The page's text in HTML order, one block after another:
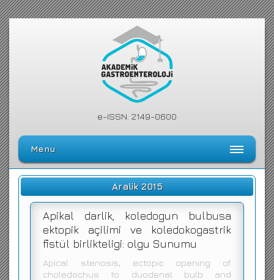
e-ISSN: 2149-0600
Menu
Ana Sayfa
Editörler Kurulu
Dergi Kılavuzu
Arşiv
Arama Yap
Aralik 2015
Apikal darlik, koledogun bulbusa
ektopik açilimi ve koledokogastrik
fistül birlikteligi: olgu Sunumu
Apical stenosis, ectopic opening of
choledochus to duodenal bulb and